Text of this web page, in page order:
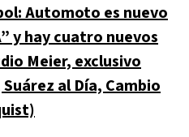
Automoto es nuevo
y hay cuatro nuevos
Meier, exclusivo
al Día, Cambio